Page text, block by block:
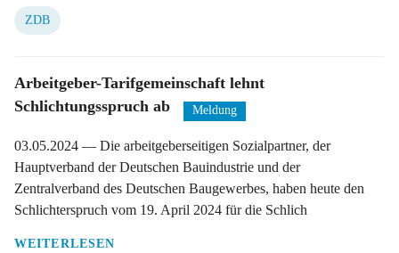
ZDB
Arbeitgeber-Tarifgemeinschaft lehnt
Schlichtungsspruch ab
Meldung
03.05.2024 — Die arbeitgeberseitigen Sozialpartner, der
Hauptverband der Deutschen Bauindustrie und der
Zentralverband des Deutschen Baugewerbes, haben heute den
Schlichterspruch vom 19. April 2024 für die Schlich
WEITERLESEN